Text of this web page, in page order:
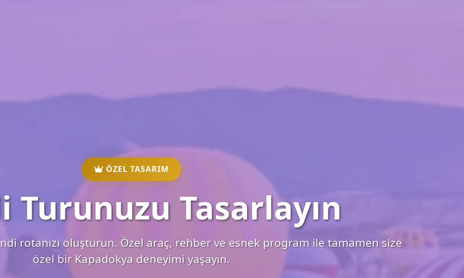
ÖZEL TASARIM
Turunuzu Tasarlayın
rotanızı oluşturun. Özel araç, rehber ve esnek program ile tamamen size
özel bir Kapadokya deneyimi yaşayın.